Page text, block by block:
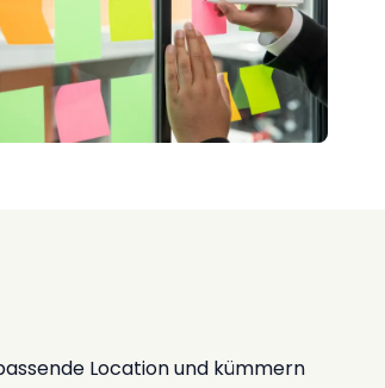
Location und kümmern